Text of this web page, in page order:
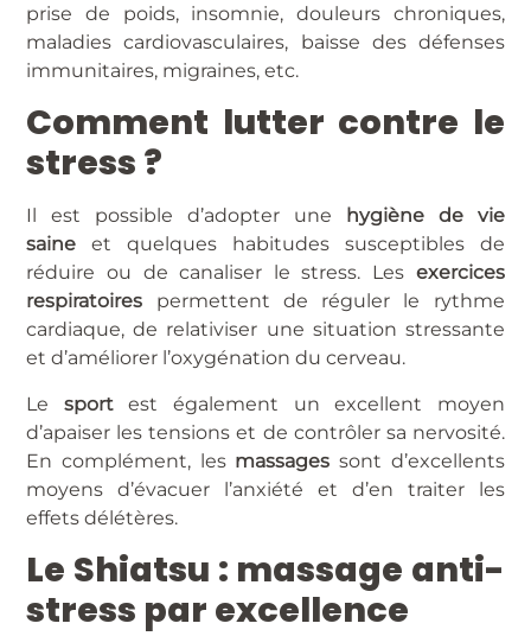
prise de poids, insomnie, douleurs chroniques,
maladies cardiovasculaires, baisse des défenses
immunitaires, migraines, etc.
Comment lutter contre le
stress ?
Il est possible d’adopter une
hygiène de vie
saine et quelques habitudes susceptibles de
réduire ou de canaliser le stress. Les exercices
respiratoires permettent de réguler le rythme
cardiaque, de relativiser une situation stressante
et d’améliorer l’oxygénation du cerveau.
Le sportest également un excellent moyen
d’apaiser les tensions et de contrôler sa nervosité.
En complément, les massages sont d’excellents
moyens d’évacuer l’anxiété et d’en traiter les
effets délétères.
Le Shiatsu : massage anti-
stress par excellence